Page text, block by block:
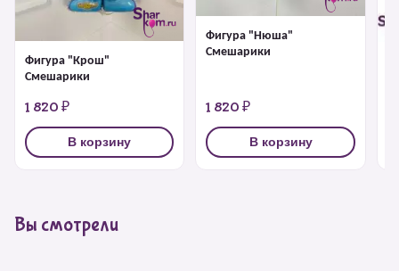
Фигура "Крош"
Смешарики
1 820 ₽
В корзину
Фигура "Нюша"
Смешарики
1 820 ₽
В корзину
Вы смотрели